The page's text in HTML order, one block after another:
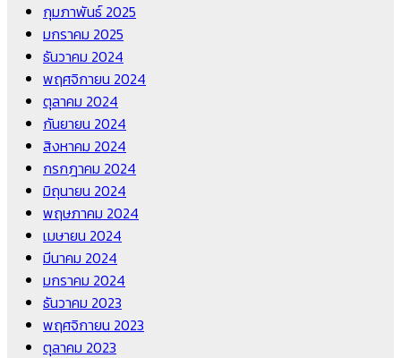
กุมภาพันธ์ 2025
มกราคม 2025
ธันวาคม 2024
พฤศจิกายน 2024
ตุลาคม 2024
กันยายน 2024
สิงหาคม 2024
กรกฎาคม 2024
มิถุนายน 2024
พฤษภาคม 2024
เมษายน 2024
มีนาคม 2024
มกราคม 2024
ธันวาคม 2023
พฤศจิกายน 2023
ตุลาคม 2023